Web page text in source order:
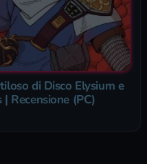
di Disco Elysium e
Recensione (PC)